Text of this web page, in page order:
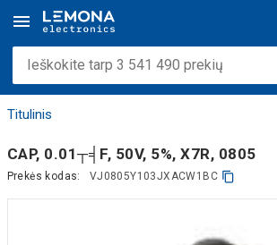
Titulinis
CAP, 0.01┬╡F, 50V, 5%, X7R, 0805
Prekės kodas: VJ0805Y103JXACW1BC